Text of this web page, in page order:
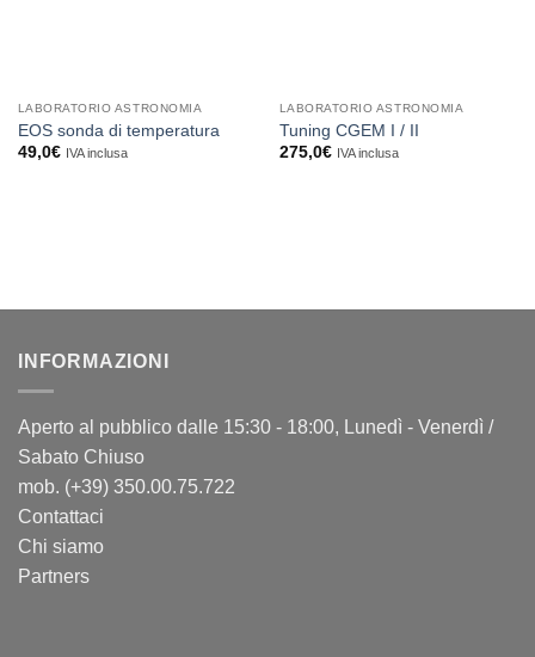
LABORATORIO ASTRONOMIA
EOS sonda di temperatura
49,0€ IVA inclusa
LABORATORIO ASTRONOMIA
Tuning CGEM I / II
275,0€ IVA inclusa
INFORMAZIONI
Aperto al pubblico dalle 15:30 - 18:00, Lunedì - Venerdì /
Sabato Chiuso
mob. (+39) 350.00.75.722
Contattaci
Chi siamo
Partners